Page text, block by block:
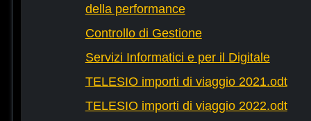
della performance
Controllo di Gestione
Servizi Informatici e per il Digitale
TELESIO importi di viaggio 2021.odt
TELESIO importi di viaggio 2022.odt